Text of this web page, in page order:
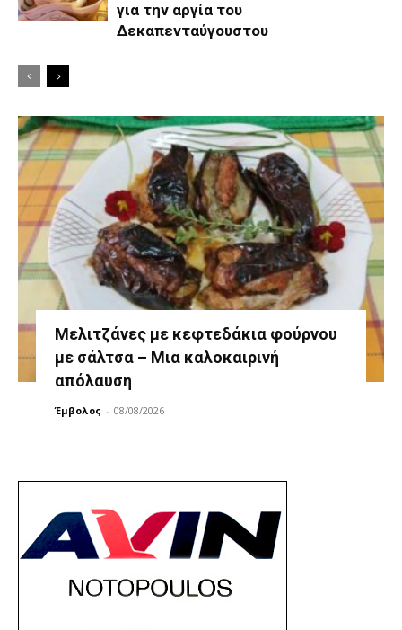
για την αργία του
Δεκαπενταύγουστου
Μελιτζάνες με κεφτεδάκια φούρνου
με σάλτσα – Μια καλοκαιρινή
απόλαυση
Έμβολος - 08/08/2026